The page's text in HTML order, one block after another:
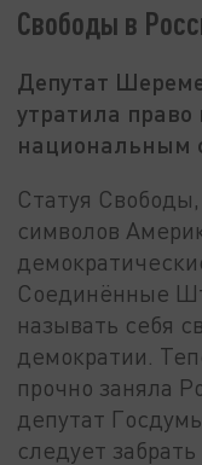
Свободы в
Депутат
утратила
национальным
Статуя
символов
Соединённые
называть себя
демократии.
прочно заняла
депутат
следует